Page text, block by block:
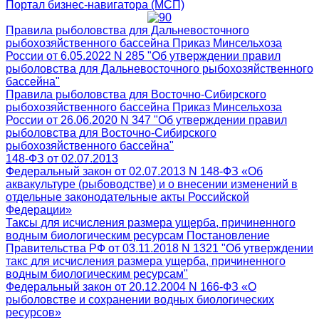
Портал бизнес-навигатора (МСП)
Правила рыболовства для Дальневосточного
рыбохозяйственного бассейна Приказ Минсельхоза
России от 6.05.2022 N 285 "Об утверждении правил
рыболовства для Дальневосточного рыбохозяйственного
бассейна"
Правила рыболовства для Восточно-Сибирского
рыбохозяйственного бассейна Приказ Минсельхоза
России от 26.06.2020 N 347 "Об утверждении правил
рыболовства для Восточно-Сибирского
рыбохозяйственного бассейна"
148-ФЗ от 02.07.2013
Федеральный закон от 02.07.2013 N 148-ФЗ «Об
аквакультуре (рыбоводстве) и о внесении изменений в
отдельные законодательные акты Российской
Федерации»
Таксы для исчисления размера ущерба, причиненного
водным биологическим ресурсам Постановление
Правительства РФ от 03.11.2018 N 1321 "Об утверждении
такс для исчисления размера ущерба, причиненного
водным биологическим ресурсам"
Федеральный закон от 20.12.2004 N 166-ФЗ «О
рыболовстве и сохранении водных биологических
ресурсов»